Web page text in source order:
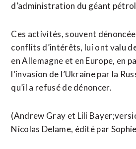
d’administration du géant
Ces activités, souvent
conflits d’intérêts, lui ont valu
en Allemagne et en Europe, en
l’invasion de ⁠l’Ukraine par la
qu’il a refusé de dénoncer.
(Andrew Gray et ​Lili
Nicolas Delame, édité ​par